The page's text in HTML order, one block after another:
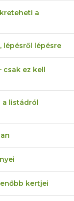
a
lépésről lépésre
csak ez kell
a listádról
kertjei